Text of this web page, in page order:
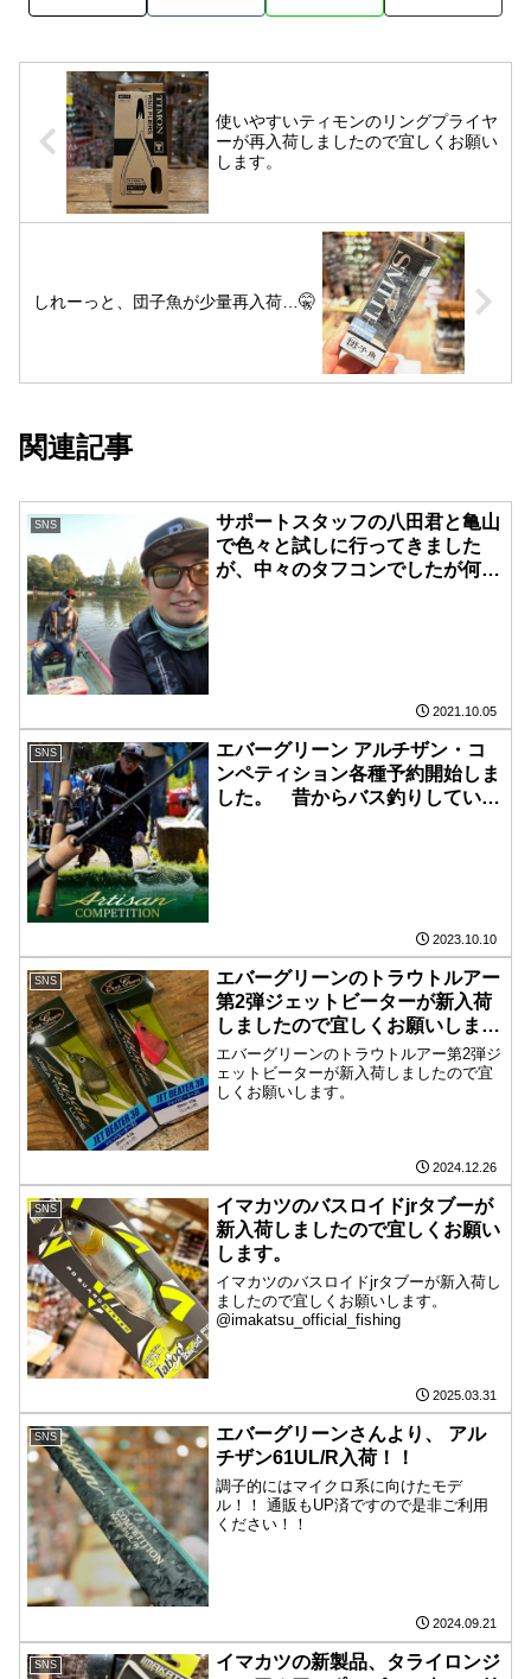
使いやすいティモンのリングプライヤ
ーが再入荷しましたので宜しくお願い
します。
しれーっと、団子魚が少量再入荷…🤫
関連記事
SNS
サポートスタッフの八田君と亀山
で色々と試しに行ってきました
が、中々のタフコンでしたが何と
2021.10.05
SNS
エバーグリーン アルチザン・コ
ンペティション各種予約開始しま
した。 昔からバス釣りしていた
しいので心に決めてる方はお早め
にどうぞ！！
2023.10.10
SNS
エバーグリーンのトラウトルアー
第2弾ジェットビーターが新入荷
しましたので宜しくお願いしま
す。
エバーグリーンのトラウトルアー第2弾ジ
ェットビーターが新入荷しましたので宜
しくお願いします。
2024.12.26
SNS
イマカツのバスロイドjrタブーが
新入荷しましたので宜しくお願い
します。
イマカツのバスロイドjrタブーが新入荷し
ましたので宜しくお願いします。
@imakatsu_official_fishing
2025.03.31
SNS
エバーグリーンさんより、 ️アル
チザン61UL/R入荷！！
調子的にはマイクロ系に向けたモデ
ル！！ 通販もUP済ですので是非ご利用
ください！！
2024.09.21
SNS
イマカツの新製品、タライロンジ